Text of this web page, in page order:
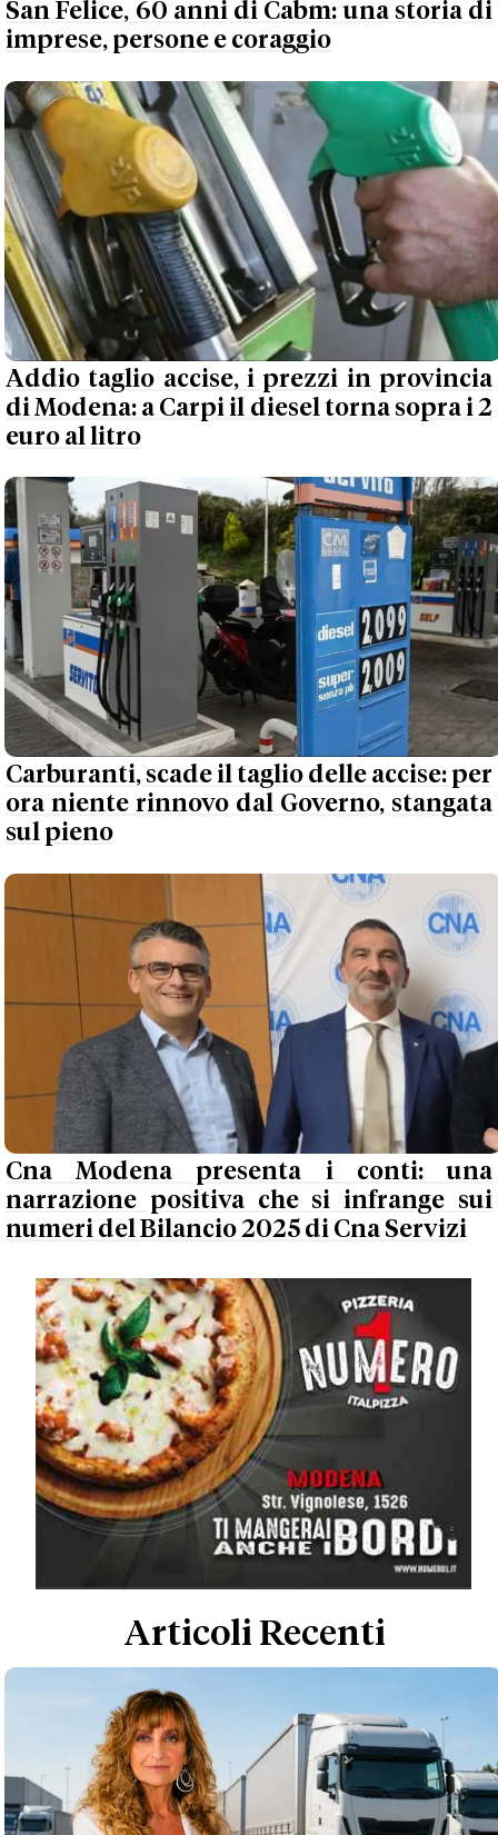
San Felice, 60 anni di Cabm: una storia di
imprese, persone e coraggio
Addio taglio accise, i prezzi in provincia
di Modena: a Carpi il diesel torna sopra i 2
euro al litro
Carburanti, scade il taglio delle accise: per
ora niente rinnovo dal Governo, stangata
sul pieno
Cna Modena presenta i conti: una
narrazione positiva che si infrange sui
numeri del Bilancio 2025 di Cna Servizi
Articoli Recenti